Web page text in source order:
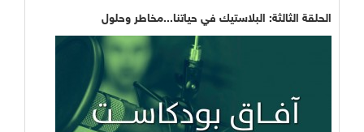
الحلقة الثالثة: البلاستيك في حياتنا...مخاطر وحلول